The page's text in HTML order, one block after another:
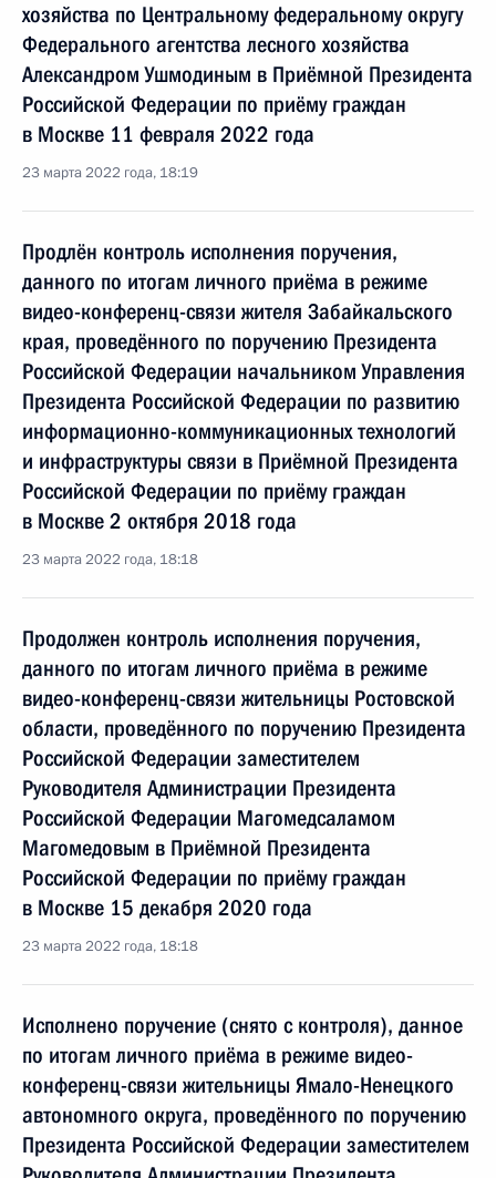
хозяйства по Центральному федеральному округу
Федерального агентства лесного хозяйства
Александром Ушмодиным в Приёмной Президента
Российской Федерации по приёму граждан
в Москве 11 февраля 2022 года
23 марта 2022 года, 18:19
Продлён контроль исполнения поручения,
данного по итогам личного приёма в режиме
видео-конференц-связи жителя Забайкальского
края, проведённого по поручению Президента
Российской Федерации начальником Управления
Президента Российской Федерации по развитию
информационно-коммуникационных технологий
и инфраструктуры связи в Приёмной Президента
Российской Федерации по приёму граждан
в Москве 2 октября 2018 года
23 марта 2022 года, 18:18
Продолжен контроль исполнения поручения,
данного по итогам личного приёма в режиме
видео-конференц-связи жительницы Ростовской
области, проведённого по поручению Президента
Российской Федерации заместителем
Руководителя Администрации Президента
Российской Федерации Магомедсаламом
Магомедовым в Приёмной Президента
Российской Федерации по приёму граждан
в Москве 15 декабря 2020 года
23 марта 2022 года, 18:18
Исполнено поручение (снято с контроля), данное
по итогам личного приёма в режиме видео-
конференц-связи жительницы Ямало-Ненецкого
автономного округа, проведённого по поручению
Президента Российской Федерации заместителем